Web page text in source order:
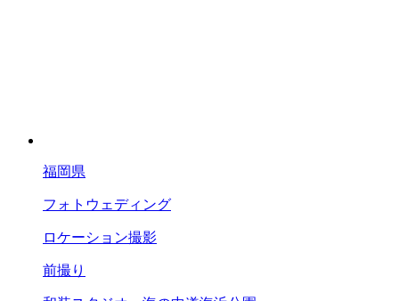
福岡県
フォトウェディング
ロケーション撮影
前撮り